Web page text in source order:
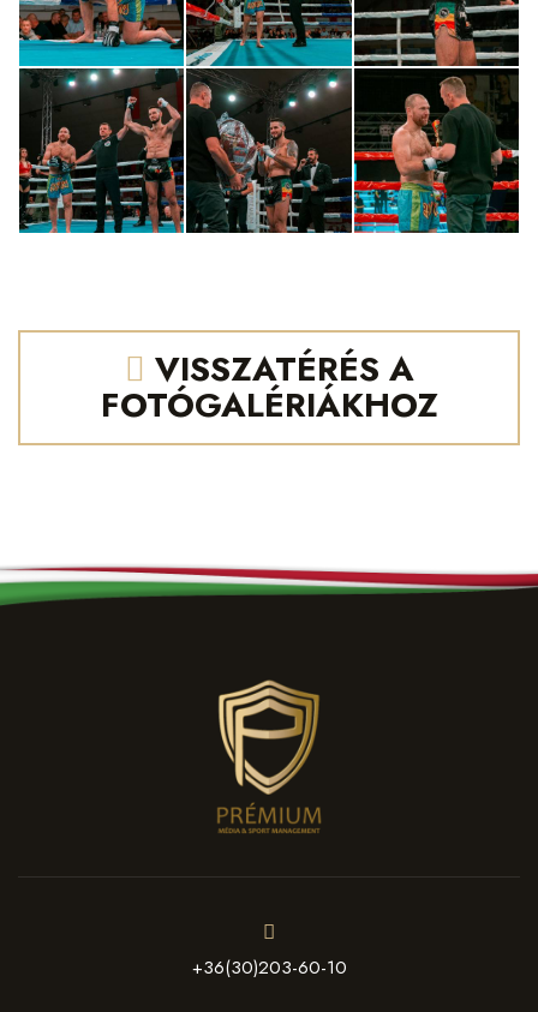
VISSZATÉRÉS A
FOTÓGALÉRIÁKHOZ
+36(30)203-60-10